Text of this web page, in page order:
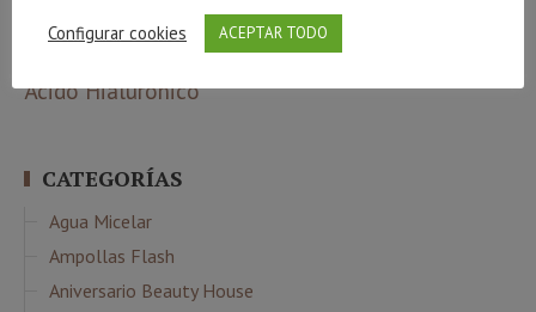
massadaNavidad Nutricosmética
solsorteo
Ácido Hialurónico
CATEGORÍAS
Agua Micelar
Ampollas Flash
Aniversario Beauty House
Configurar cookies
ACEPTAR TODO